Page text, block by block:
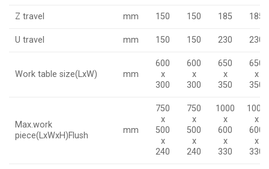
Z travel mm 150 150 185 185
U travel mm 150 150 230 230
Work table size(LxW) mm
600
x
300
600
x
300
650
x
350
650
x
350
Max.work
piece(LxWxH)Flush
mm
750
x
500
x
240
750
x
500
x
240
1000
x
600
x
330
1000
x
600
x
330